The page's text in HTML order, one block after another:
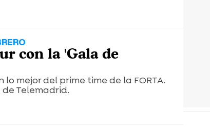
con la 'Gala de
lo mejor del prime time de la FORTA.
Telemadrid.